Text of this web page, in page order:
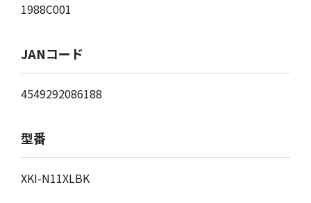
1988C001
JANコード
4549292086188
型番
XKI-N11XLBK